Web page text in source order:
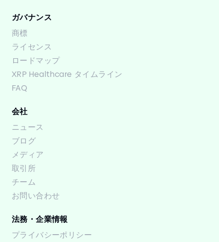
ガバナンス
商標
ライセンス
ロードマップ
XRP Healthcare タイムライン
FAQ
会社
ニュース
ブログ
メディア
取引所
チーム
お問い合わせ
法務・企業情報
プライバシーポリシー